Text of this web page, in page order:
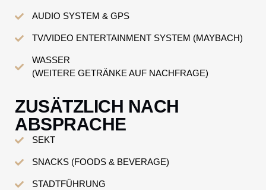
AUDIO SYSTEM & GPS
TV/VIDEO ENTERTAINMENT SYSTEM (MAYBACH)
WASSER
(WEITERE GETRÄNKE AUF NACHFRAGE)
ZUSÄTZLICH NACH
ABSPRACHE
SEKT
SNACKS (FOODS & BEVERAGE)
STADTFÜHRUNG